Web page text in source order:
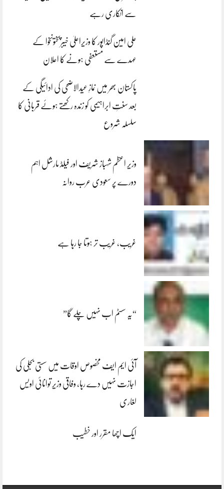
سے انکاری رہے
علی امین گنڈاپور کا وزیراعلیٰ خیبرپختونخوا کے
عہدے سے مستعفی ہونے کا اعلان
پاکستان بھر میں نمازِ عیدالاضحی کی ادائیگی کے
بعد سنتِ ابراہیمی کو زندہ رکھتے ہوئے قربانی کا
سلسلہ شروع
وزیر اعظم شہباز شریف اور فیلڈ مارشل اہم
دورے پر سعودی عرب روانہ
غریب، غریب تر ہوتا جا رہا ہے
“یہ سسٹم اب نہیں چلے گا”
آئی ایم ایف مخصوص اوقات میں سستی بجلی کی
اجازت نہیں دے رہا، وفاقی وزیر توانائی اویس
لغاری
ایک اچھا مقرر اور خطیب